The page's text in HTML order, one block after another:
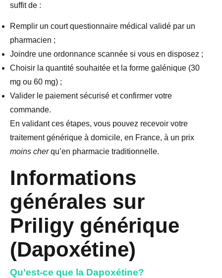
suffit de :
Remplir un court questionnaire médical validé par un
pharmacien ;
Joindre une ordonnance scannée si vous en disposez ;
Choisir la quantité souhaitée et la forme galénique (30
mg ou 60 mg) ;
Valider le paiement sécurisé et confirmer votre
commande.
En validant ces étapes, vous pouvez recevoir votre
traitement générique à domicile, en France, à un prix
moins cherqu’en pharmacie traditionnelle.
Informations
générales sur
Priligy générique
(Dapoxétine)
Qu’est-ce que la Dapoxétine?